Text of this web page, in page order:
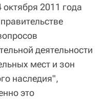
2011 года
деятельности
мест и зон
наследия",
это